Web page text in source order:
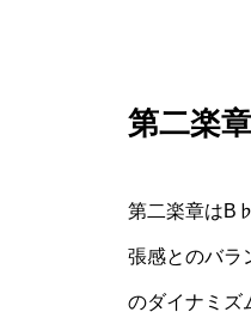
第二楽
第二楽章は
張感とのバラ
のダイナミズ